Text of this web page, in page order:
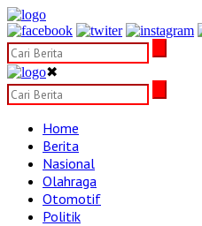
✖
Home
Berita
Nasional
Olahraga
Otomotif
Politik